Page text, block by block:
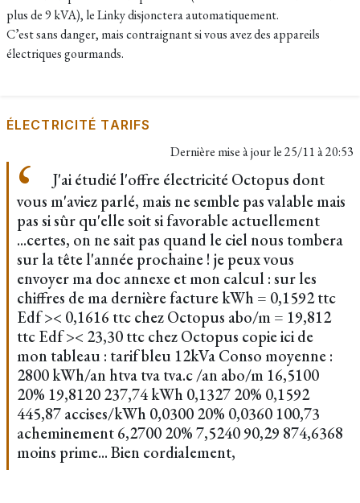
plus de 9 kVA), le Linky disjonctera automatiquement.
C’est sans danger, mais contraignant si vous avez des appareils
électriques gourmands.
ÉLECTRICITÉ TARIFS
Dernière mise à jour le25/11 à 20:53
J'ai étudié l'offre électricité Octopus dont
vous m'aviez parlé, mais ne semble pas valable mais
pas si sûr qu'elle soit si favorable actuellement
...certes, on ne sait pas quand le ciel nous tombera
sur la tête l'année prochaine ! je peux vous
envoyer ma doc annexe et mon calcul : sur les
chiffres de ma dernière facture kWh = 0,1592 ttc
Edf >< 0,1616 ttc chez Octopus abo/m = 19,812
ttc Edf >< 23,30 ttc chez Octopus copie ici de
mon tableau : tarif bleu 12kVa Conso moyenne :
2800 kWh/an htva tva tva.c /an abo/m 16,5100
20% 19,8120 237,74 kWh 0,1327 20% 0,1592
445,87 accises/kWh 0,0300 20% 0,0360 100,73
acheminement 6,2700 20% 7,5240 90,29 874,6368
moins prime... Bien cordialement,